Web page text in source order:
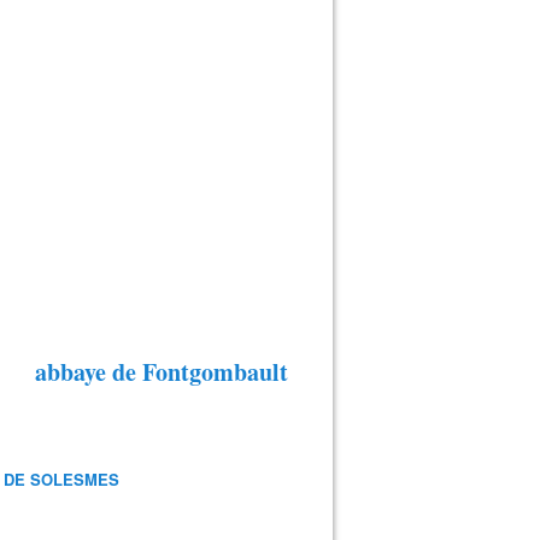
abbaye de Fontgombault
SOLESMES